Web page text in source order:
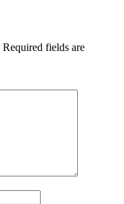
Required fields are